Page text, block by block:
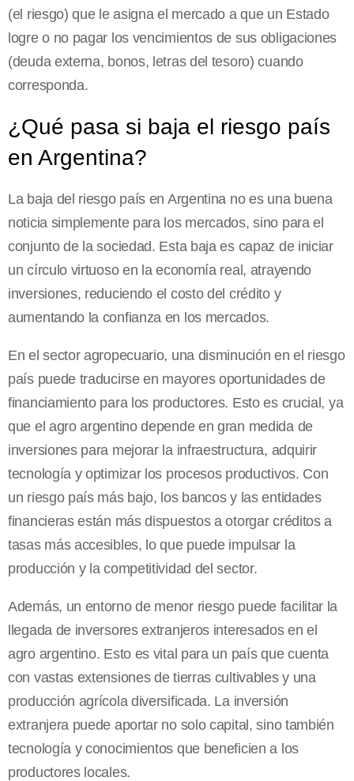
(el riesgo) que le asigna el mercado a que un Estado
logre o no pagar los vencimientos de sus obligaciones
(deuda externa, bonos, letras del tesoro) cuando
corresponda.
¿Qué pasa si baja el riesgo país
en Argentina?
La baja del riesgo país en Argentina no es una buena
noticia simplemente para los mercados, sino para el
conjunto de la sociedad. Esta baja es capaz de iniciar
un círculo virtuoso en la economía real, atrayendo
inversiones, reduciendo el costo del crédito y
aumentando la confianza en los mercados.
En el sector agropecuario, una disminución en el riesgo
país puede traducirse en mayores oportunidades de
financiamiento para los productores. Esto es crucial, ya
que el agro argentino depende en gran medida de
inversiones para mejorar la infraestructura, adquirir
tecnología y optimizar los procesos productivos. Con
un riesgo país más bajo, los bancos y las entidades
financieras están más dispuestos a otorgar créditos a
tasas más accesibles, lo que puede impulsar la
producción y la competitividad del sector.
Además, un entorno de menor riesgo puede facilitar la
llegada de inversores extranjeros interesados en el
agro argentino. Esto es vital para un país que cuenta
con vastas extensiones de tierras cultivables y una
producción agrícola diversificada. La inversión
extranjera puede aportar no solo capital, sino también
tecnología y conocimientos que beneficien a los
productores locales.